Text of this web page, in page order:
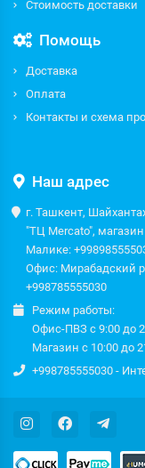
Стоимость доставки
Помощь
Доставка
Оплата
Контакты и схема
Наш адрес
г. Ташкент,
"ТЦ Mercato",
Малике:
Офис: Мирабадский
+998785555030
Режим работы:
Офис-ПВЗ с 9:00 до
Магазин с 10:00 до
+998785555030 -